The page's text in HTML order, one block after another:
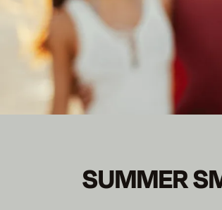
Devenez membre et
SUMMER